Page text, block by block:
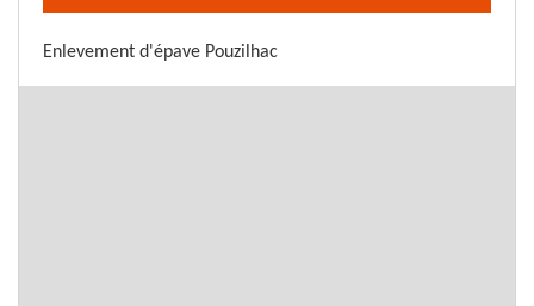
Enlevement d'épave Pouzilhac